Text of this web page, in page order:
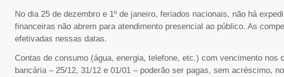
No dia 25 de dezembro e 1º de janeiro, feriados nacionais, não há
financeiras não abrem para atendimento presencial ao público. As
efetivadas nessas datas.
Contas de consumo (água, energia, telefone, etc.) com vencimento nos
bancária – 25/12, 31/12 e 01/01 – poderão ser pagas, sem acréscimo,